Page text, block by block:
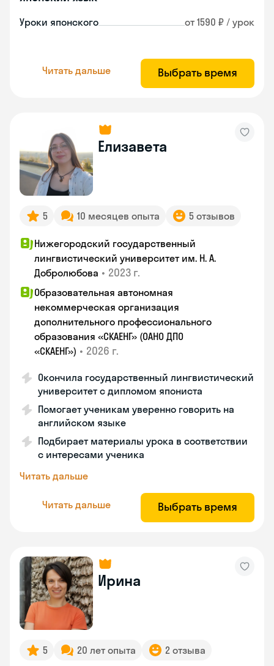
Уроки японского от 1590 ₽ / урок
Читать дальше Выбрать время
Елизавета
5 10 месяцев опыта 5 отзывов
Нижегородский государственный
лингвистический университет им. Н. А.
Добролюбова • 2023 г.
Образовательная автономная
некоммерческая организация
дополнительного профессионального
образования «СКАЕНГ» (ОАНО ДПО
«СКАЕНГ») • 2026 г.
Окончила государственный лингвистический
университет с дипломом япониста
Помогает ученикам уверенно говорить на
английском языке
Подбирает материалы урока в соответствии
с интересами ученика
Читать дальше
Читать дальше Выбрать время
Ирина
5 20 лет опыта 2 отзыва